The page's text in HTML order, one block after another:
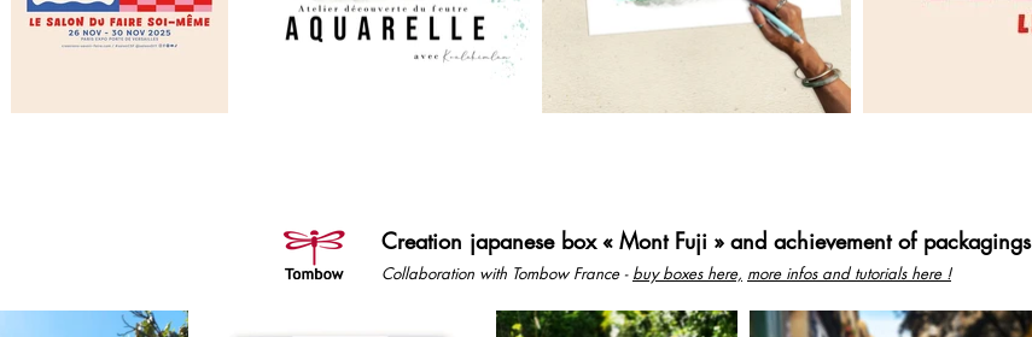
Creation japanese box« Mont Fuji » and achievement of packagings
Collaboration with Tombow France - buy boxes here, more infos and tutorials here !